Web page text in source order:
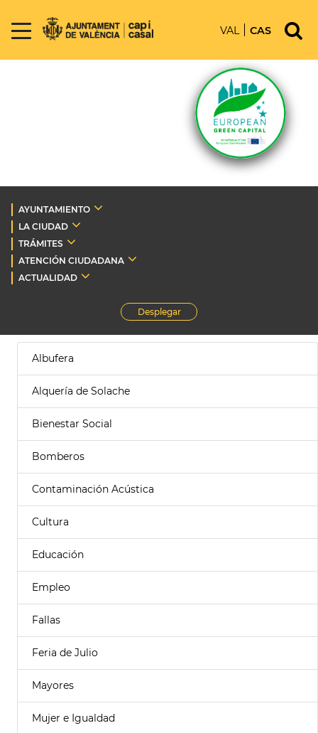
VAL CAS
AYUNTAMIENTO
LA CIUDAD
TRÁMITES
ATENCIÓN CIUDADANA
ACTUALIDAD
Desplegar
Albufera
Alquería de Solache
Bienestar Social
Bomberos
Contaminación Acústica
Cultura
Educación
Empleo
Fallas
Feria de Julio
Mayores
Mujer e Igualdad